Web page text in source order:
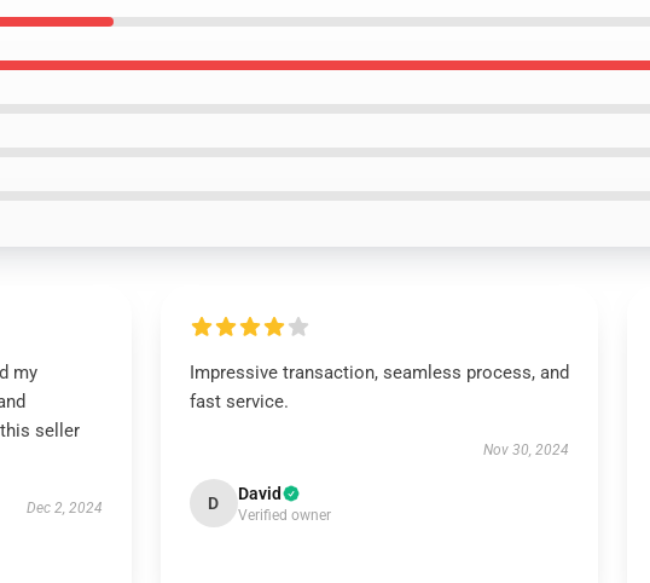
my
seller
Dec 2, 2024
Impressive transaction, seamless process, and
fast service.
Nov 30, 2024
D David
Verified owner